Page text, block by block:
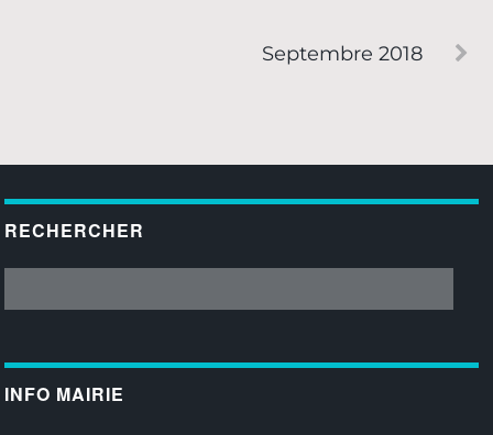
Septembre 2018
RECHERCHER
INFO MAIRIE